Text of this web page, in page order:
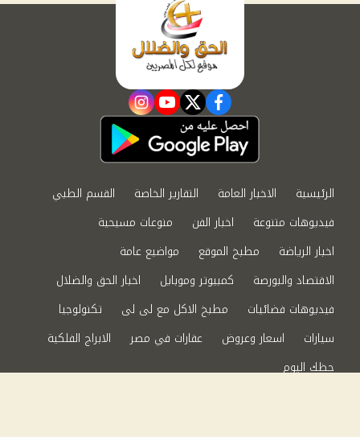
facebook
twitter
youtube
instagram
الرئيسية الاخبار العامة التقارير الخاصة
القسم الطبي
فيديوهات متنوعة
اخبار الفن
منوعات مسيحية
اخبار الرياضة
مطبخ الموقع
مواضيع عامة
الاقتصاد والبورصة
كمبيوتر وموبايل
اخبار الحق والضلال
فيديوهات فضائيات
مطبخ الاكل مع لى لى
تكنولوجيا
سيارات
اسعار وعروض عقارات في مصر
الابراج الفلكية
حظك اليوم